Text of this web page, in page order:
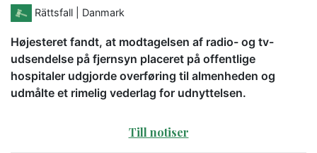
Rättsfall | Danmark
Højesteret fandt, at modtagelsen af radio- og tv-
udsendelse på fjernsyn placeret på offentlige
hospitaler udgjorde overføring til almenheden og
udmålte et rimelig vederlag for udnyttelsen.
Till notiser